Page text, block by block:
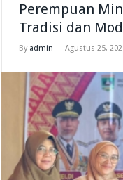
Perempuan
Tradisi dan
By admin -Agustus 25,